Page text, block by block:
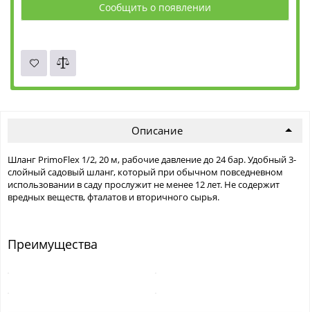
Сообщить о появлении
Описание
Шланг PrimoFlex 1/2, 20 м, рабочие давление до 24 бар. Удобный 3-
слойный садовый шланг, который при обычном повседневном
использовании в саду прослужит не менее 12 лет. Не содержит
вредных веществ, фталатов и вторичного сырья.
Преимущества